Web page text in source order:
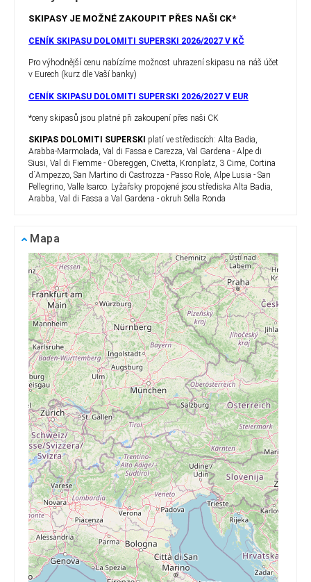
SKIPASY JE MOŽNÉ ZAKOUPIT PŘES NAŠI CK*
CENÍK SKIPASU DOLOMITI SUPERSKI 2026/2027 V KČ
Pro výhodnější cenu nabízíme možnost uhrazení skipasu na náš účet
v Eurech (kurz dle Vaší banky)
CENÍK SKIPASU DOLOMITI SUPERSKI 2026/2027 V EUR
*ceny skipasů jsou platné při zakoupení přes naši CK
SKIPAS DOLOMITI SUPERSKI platí ve střediscích: Alta Badia,
Arabba-Marmolada, Val di Fassa e Carezza, Val Gardena - Alpe di
Siusi, Val di Fiemme - Obereggen, Civetta, Kronplatz, 3 Cime, Cortina
d´Ampezzo, San Martino di Castrozza - Passo Role, Alpe Lusia - San
Pellegrino, Valle Isarco. Lyžařsky propojené jsou střediska Alta Badia,
Arabba, Val di Fassa a Val Gardena - okruh Sella Ronda
Mapa